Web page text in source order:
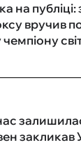
на публіці:
вручив